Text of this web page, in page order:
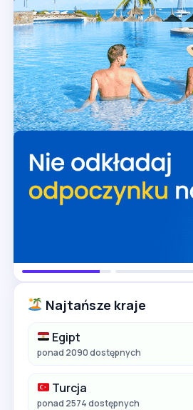
Najtańsze kraje
Egipt
ponad 2090 dostępnych
Turcja
ponad 2574 dostępnych